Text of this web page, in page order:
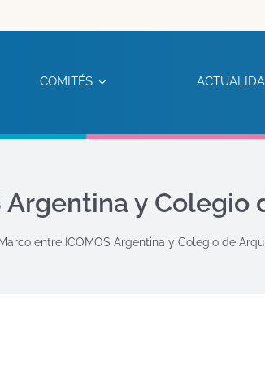
COMITÉS
Argentina y
entre ICOMOS Argentina y Colegio de